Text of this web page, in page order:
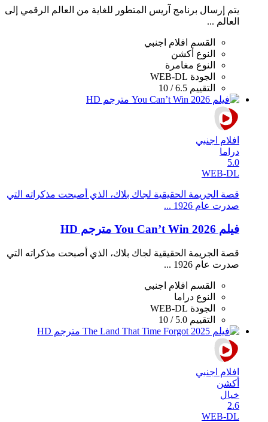
يتم إرسال برنامج آريس المتطور للغاية من العالم الرقمي إلى
العالم ...
القسم
افلام اجنبي
النوع أكشن
النوع مغامرة
الجودة WEB-DL
التقييم 6.5 / 10
افلام اجنبي
دراما
5.0
WEB-DL
قصة الجريمة الحقيقية لجاك بلاك، الذي أصبحت مذكراته التي
صدرت عام 1926 ...
فيلم You Can’t Win 2026 مترجم HD
قصة الجريمة الحقيقية لجاك بلاك، الذي أصبحت مذكراته التي
صدرت عام 1926 ...
القسم
افلام اجنبي
النوع دراما
الجودة WEB-DL
التقييم 5.0 / 10
افلام اجنبي
أكشن
خيال
2.6
WEB-DL